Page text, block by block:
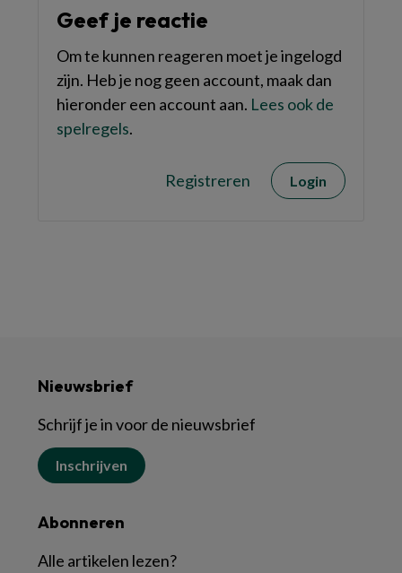
Geef je reactie
Om te kunnen reageren moet je ingelogd
zijn. Heb je nog geen account, maak dan
hieronder een account aan. Lees ook de
spelregels.
Registreren Login
Nieuwsbrief
Schrijf je in voor de nieuwsbrief
Inschrijven
Abonneren
Alle artikelen lezen?